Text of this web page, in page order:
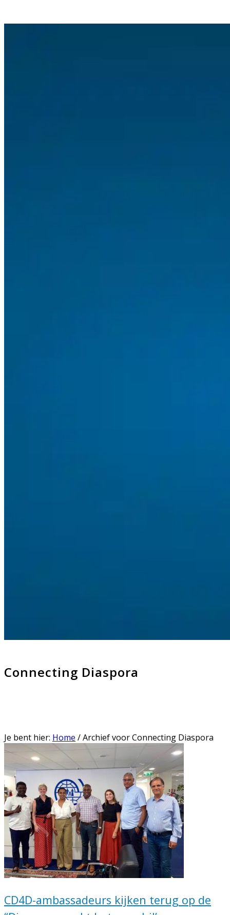
Connecting Diaspora
Je bent hier: Home /Archief voor Connecting Diaspora
CD4D-ambassadeurs kijken terug op de